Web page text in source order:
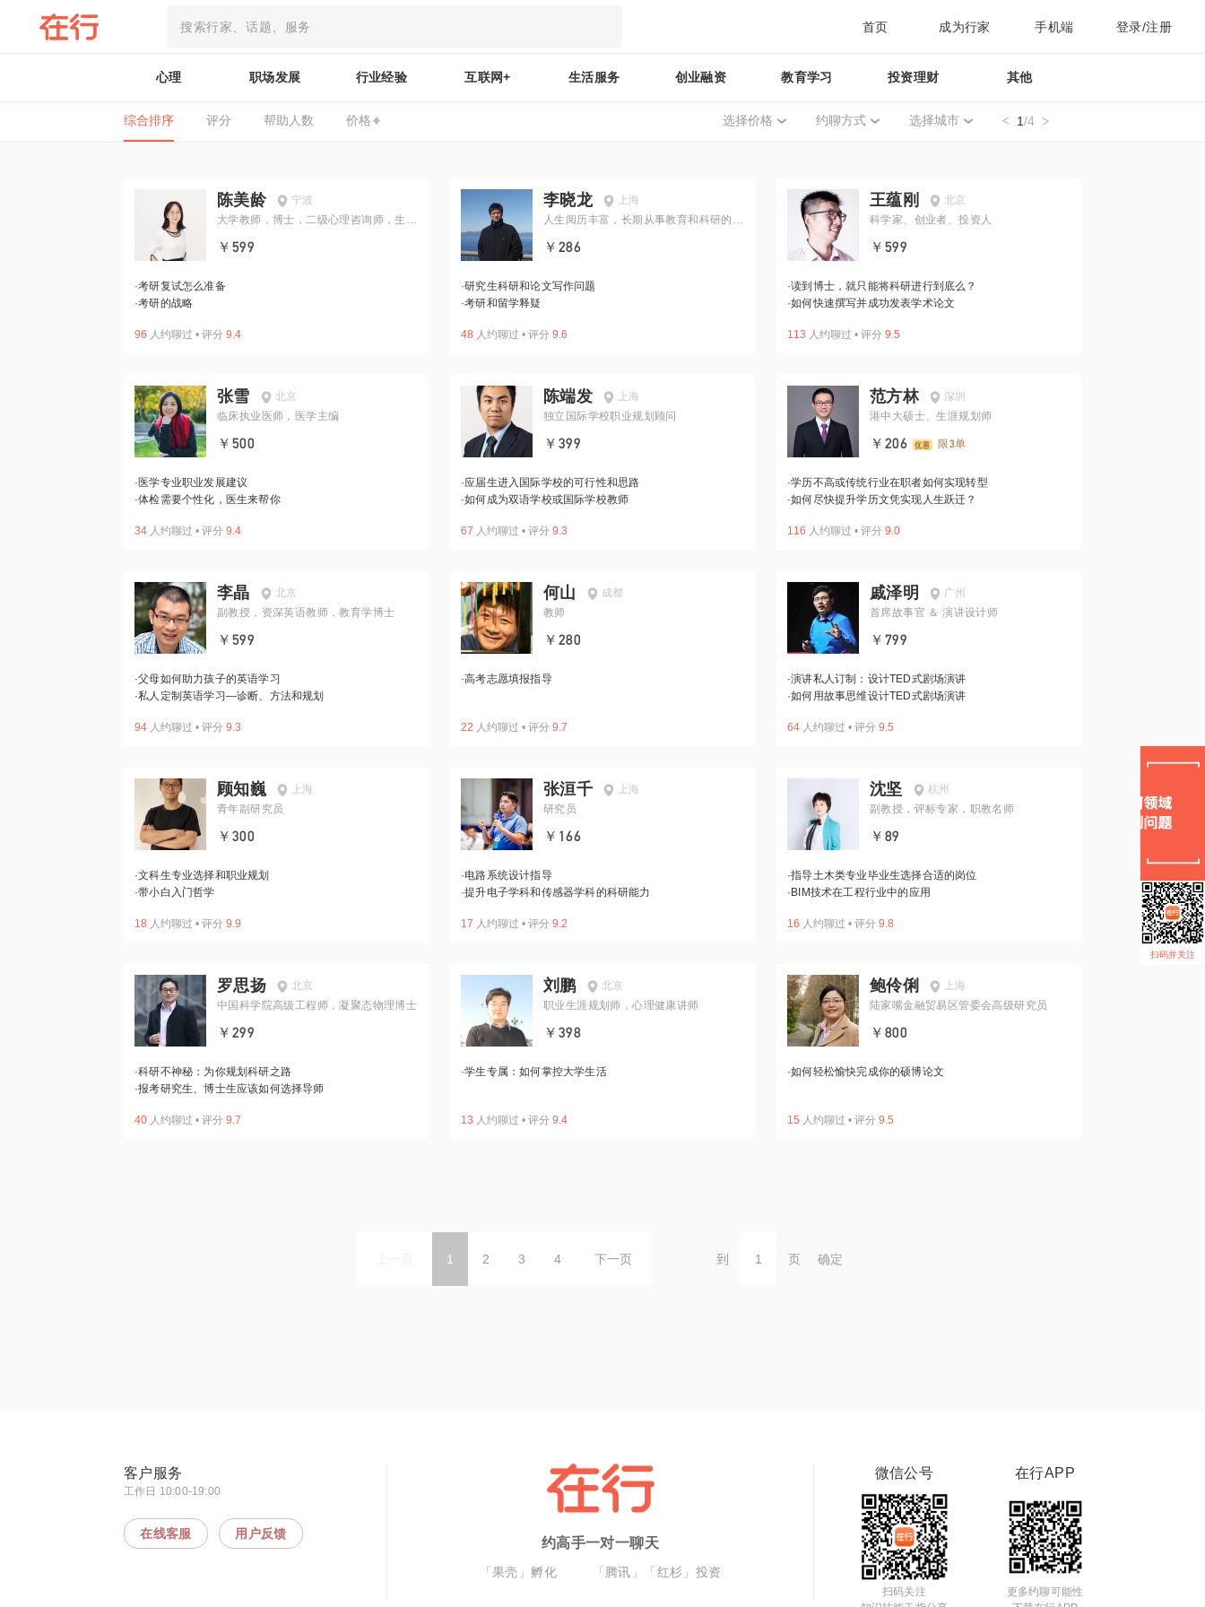
首页 成为行家 手机端 登录/注册
心理 职场发展 行业经验 互联网+ 生活服务 创业融资 教育学习 投资理财 其他
综合排序 评分 帮助人数 价格 选择价格 约聊方式 选择城市 1/4
陈美龄
宁波
大学教师，博士，二级心理咨询师，生涯
￥599
·考研复试怎么准备
·考研的战略
96 人约聊过 • 评分 9.4
李晓龙
上海
人生阅历丰富，长期从事教育和科研的博
￥286
·研究生科研和论文写作问题
·考研和留学释疑
48 人约聊过 • 评分 9.6
王蕴刚
北京
科学家、创业者、投资人
￥599
·读到博士，就只能将科研进行到底么？
·如何快速撰写并成功发表学术论文
113 人约聊过 • 评分 9.5
张雪
北京
临床执业医师，医学主编
￥500
· 医学专业职业发展建议
·体检需要个性化，医生来帮你
34 人约聊过 • 评分 9.4
陈端发
上海
独立国际学校职业规划顾问
￥399
·应届生进入国际学校的可行性和思路
·如何成为双语学校或国际学校教师
67 人约聊过 • 评分 9.3
范方林
深圳
港中大硕士、生涯规划师
￥206 限3单
·学历不高或传统行业在职者如何实现转型
·如何尽快提升学历文凭实现人生跃迁？
116 人约聊过 • 评分 9.0
李晶
北京
副教授，资深英语教师，教育学博士
￥599
·父母如何助力孩子的英语学习
·私人定制英语学习—诊断、方法和规划
94 人约聊过 • 评分 9.3
何山
成都
教师
￥280
·高考志愿填报指导
22 人约聊过 • 评分 9.7
戚泽明
广州
首席故事官 ＆ 演讲设计师
￥799
·演讲私人订制：设计TED式剧场演讲
·如何用故事思维设计TED式剧场演讲
64 人约聊过 • 评分 9.5
顾知巍
上海
青年副研究员
￥300
·文科生专业选择和职业规划
·带小白入门哲学
18 人约聊过 • 评分 9.9
张洹千
上海
研究员
￥166
·电路系统设计指导
·提升电子学科和传感器学科的科研能力
17 人约聊过 • 评分 9.2
沈坚
杭州
副教授，评标专家，职教名师
￥89
·指导土木类专业毕业生选择合适的岗位
· BIM技术在工程行业中的应用
16 人约聊过 • 评分 9.8
罗思扬
北京
中国科学院高级工程师，凝聚态物理博士
￥299
·科研不神秘：为你规划科研之路
·报考研究生、博士生应该如何选择导师
40 人约聊过 • 评分 9.7
刘鹏
北京
职业生涯规划师，心理健康讲师
￥398
·学生专属：如何掌控大学生活
13 人约聊过 • 评分 9.4
鲍伶俐
上海
陆家嘴金融贸易区管委会高级研究员
￥800
·如何轻松愉快完成你的硕博论文
15 人约聊过 • 评分 9.5
1 2 3 4 下一页 到 页 确定
扫码并关注
客户服务
工作日 10:00-19:00
在线客服 用户反馈
约高手一对一聊天
「果壳」孵化 「腾讯」「红杉」投资
微信公号
扫码关注
在行APP
更多约聊可能性